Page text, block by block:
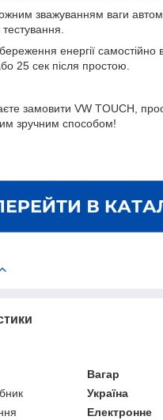
зважуванням ваги
енергії самостійно
25 сек після простою.
замовити VW TOUCH,
зручним способом!
Вагар
Україна
Електронне